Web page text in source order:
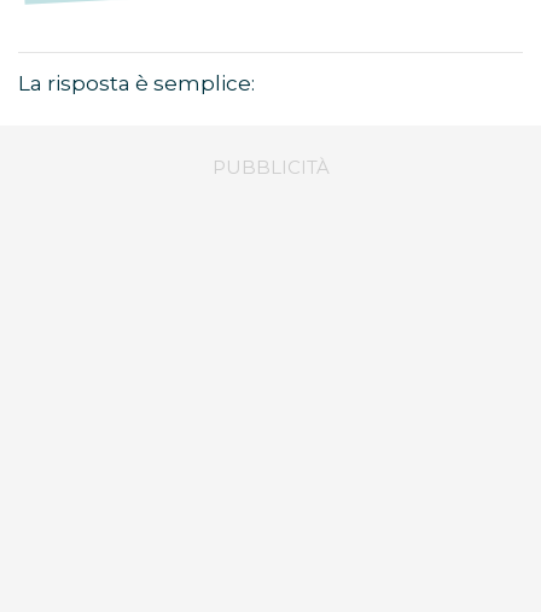
La risposta è semplice: